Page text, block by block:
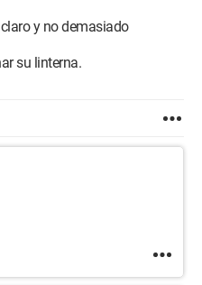
y no demasiado
su linterna.